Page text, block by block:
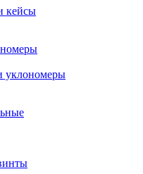
кейсы
уклономеры